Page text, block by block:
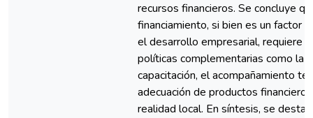
recursos financieros. Se concluye
financiamiento, si bien es un factor
el desarrollo empresarial, requiere
políticas complementarias como la
capacitación, el acompañamiento
adecuación de productos
realidad local. En síntesis, se